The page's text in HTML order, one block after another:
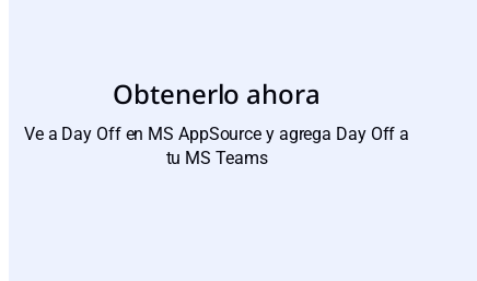
Obtenerlo ahora
Ve a Day Off en MS AppSource y agrega Day Off a
tu MS Teams